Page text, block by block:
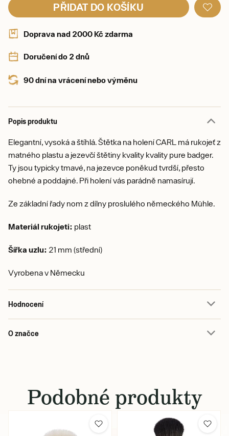
PŘIDAT DO KOŠÍKU
Doprava nad 2000 Kč zdarma
Doručení do 2 dnů
90 dní na vrácení nebo výměnu
Popis produktu
Elegantní, vysoká a štíhlá. Štětka na holení CARL má rukojeť z
matného plastu a jezevčí štětiny kvality kvality pure badger.
Ty jsou typicky tmavé, na jezevce poněkud tvrdší, přesto
ohebné a poddajné. Při holení vás parádně namasírují.
Ze základní řady nom z dílny proslulého německého Mühle.
Materiál rukojeti: plast
Šířka uzlu: 21 mm (střední)
Vyrobena v Německu
Hodnocení
O značce
Podobné produkty